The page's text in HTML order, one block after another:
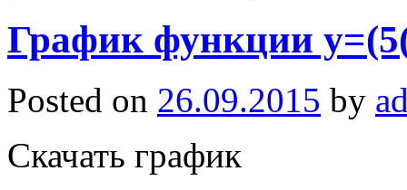
График функции
Posted on 26.09.2015 by
Скачать график